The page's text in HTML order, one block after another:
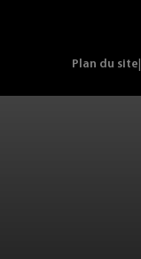
Plan du site